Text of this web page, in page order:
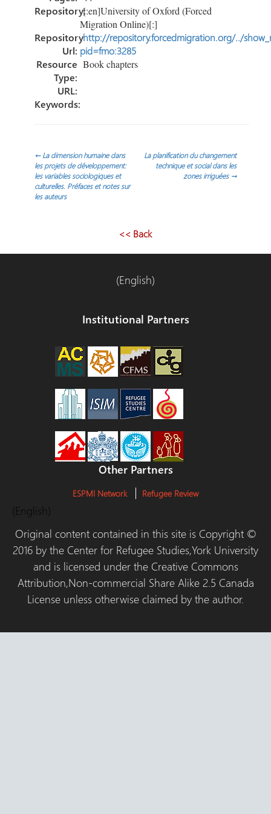
Repository:[:en]University of Oxford (Forced
Migration Online)[:]
Repository
Url:
http://repository.forcedmigration.org/../
pid=fmo:3285
Resource
Type:
Book chapters
URL:
Keywords:
Navegación
de
←La dimension humaine dans
les projets de développement:
les variables sociologiques et
culturelles. Préfaces et notes sur
les auteurs
La planification du changement
technique et social dans les
zones irriguées →
<< Back
(English)
Institutional Partners
Other Partners
ESPMI Network Refugee Review
(English)
Original content contained in this site is Copyright ©
2016 by the Center for Refugee Studies,York University
and is licensed under the Creative Commons
Attribution,Non-commercial Share Alike 2.5 Canada
License unless otherwise claimed by the author.